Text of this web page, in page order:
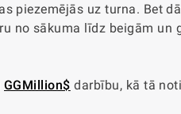
piezemējās uz turna. Bet
no sākuma līdz beigām
GGMillion$ darbību, kā tā